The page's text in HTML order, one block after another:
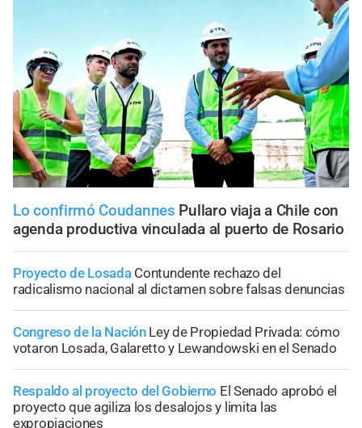
Lo confirmó Coudannes Pullaro viaja a Chile con
agenda productiva vinculada al puerto de Rosario
Proyecto de Losada Contundente rechazo del
radicalismo nacional al dictamen sobre falsas denuncias
Congreso de la Nación Ley de Propiedad Privada: cómo
votaron Losada, Galaretto y Lewandowski en el Senado
Respaldo al proyecto del Gobierno El Senado aprobó el
proyecto que agiliza los desalojos y limita las
expropiaciones